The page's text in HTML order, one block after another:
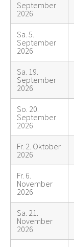
September
2026
Sa. 5.
September
2026
Sa. 19.
September
2026
So. 20.
September
2026
Fr. 2. Oktober
2026
Fr. 6.
November
2026
Sa. 21.
November
2026